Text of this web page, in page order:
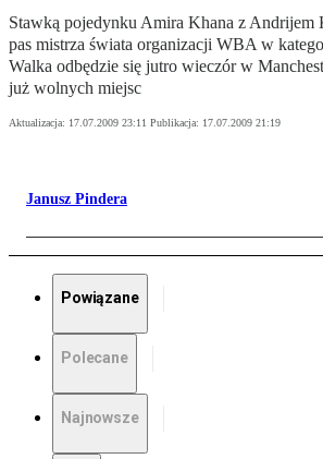
Stawką pojedynku Amira Khana z Andrijem
pas mistrza świata organizacji WBA w
Walka odbędzie się jutro wieczór w
już wolnych miejsc
Aktualizacja: 17.07.2009 23:11 Publikacja: 17.07.2009 21:19
Janusz Pindera
Powiązane
Polecane
Najnowsze